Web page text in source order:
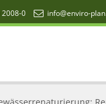
0 info@enviro-